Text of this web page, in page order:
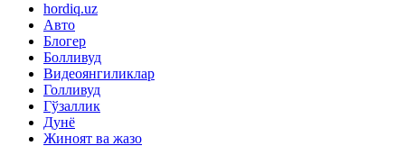
hordiq.uz
Авто
Блогер
Болливуд
Видеоянгиликлар
Голливуд
Гўзаллик
Дунё
Жиноят ва жазо